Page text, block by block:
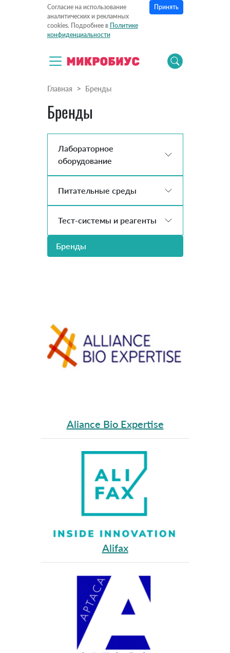
Согласие на использование
аналитических и рекламных
cookies. Подробнее в Политике
конфиденциальности
Принять
Главная Бренды
Бренды
Лабораторное
оборудование
Питательные среды
Тест-системы и реагенты
Бренды
Aliance Bio Expertise
Alifax